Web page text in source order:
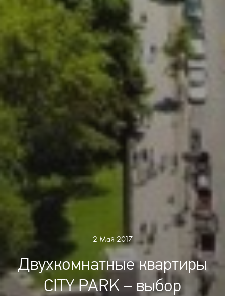
2 Май 2017
Двухкомнатные квартиры
CITY PARK – выбор